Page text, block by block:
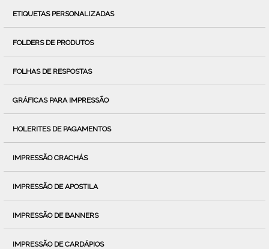
ETIQUETAS PERSONALIZADAS
FOLDERS DE PRODUTOS
FOLHAS DE RESPOSTAS
GRÁFICAS PARA IMPRESSÃO
HOLERITES DE PAGAMENTOS
IMPRESSÃO CRACHÁS
IMPRESSÃO DE APOSTILA
IMPRESSÃO DE BANNERS
IMPRESSÃO DE CARDÁPIOS